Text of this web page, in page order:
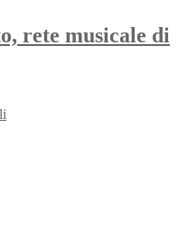
rete musicale di